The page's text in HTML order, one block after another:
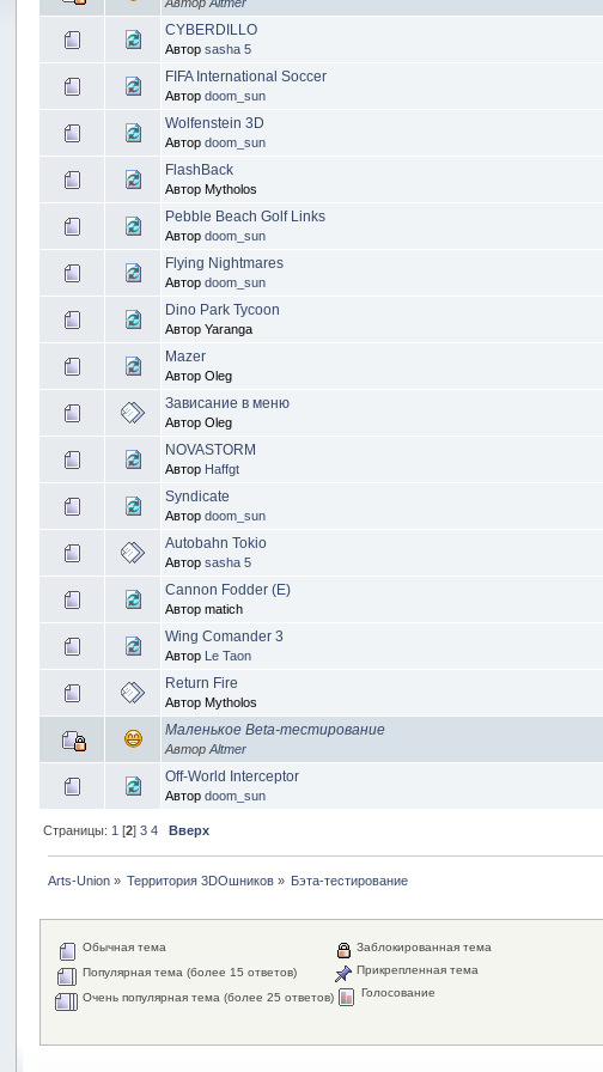
CYBERDILLO
Авторsasha 5
FIFA International Soccer
Авторdoom_sun
Wolfenstein 3D
Авторdoom_sun
FlashBack
Автор Mytholos
Pebble Beach Golf Links
Авторdoom_sun
Flying Nightmares
Авторdoom_sun
Dino Park Tycoon
Автор Yaranga
Mazer
Автор Oleg
Зависание в меню
Автор Oleg
NOVASTORM
Автор Haffgt
Syndicate
Авторdoom_sun
Autobahn Tokio
Авторsasha 5
Cannon Fodder (E)
Автор matich
Wing Comander 3
Автор Le Taon
Return Fire
Автор Mytholos
Маленькое Beta-тестирование
АвторAltmer
Off-World Interceptor
Авторdoom_sun
Страницы: 1 [2] 3 4 Вверх
Arts-Union» Территория 3DOшников » Бэта-тестирование
Обычная тема
Популярная тема (более 15 ответов)
Очень популярная тема (более 25 ответов)
Заблокированная тема
Прикрепленная тема
Голосование